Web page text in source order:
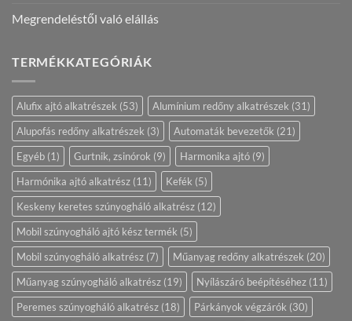
Megrendeléstől való elállás
TERMÉKKATEGÓRIÁK
Alufix ajtó alkatrészek (53) Alumínium redőny alkatrészek (31)
Alupofás redőny alkatrészek (3) Automaták bevezetők (21)
Egyéb (1) Gurtnik, zsinórok (9) Harmonika ajtó (9)
Harmónika ajtó alkatrész (11) Kefék (5)
Keskeny keretes szúnyogháló alkatrész (12)
Mobil szúnyogháló ajtó kész termék (5)
Mobil szúnyogháló alkatrész (7) Műanyag redőny alkatrészek (20)
Műanyag szúnyogháló alkatrész (19) Nyílászáró beépítéséhez (11)
Peremes szúnyogháló alkatrész (18) Párkányok végzárók (30)